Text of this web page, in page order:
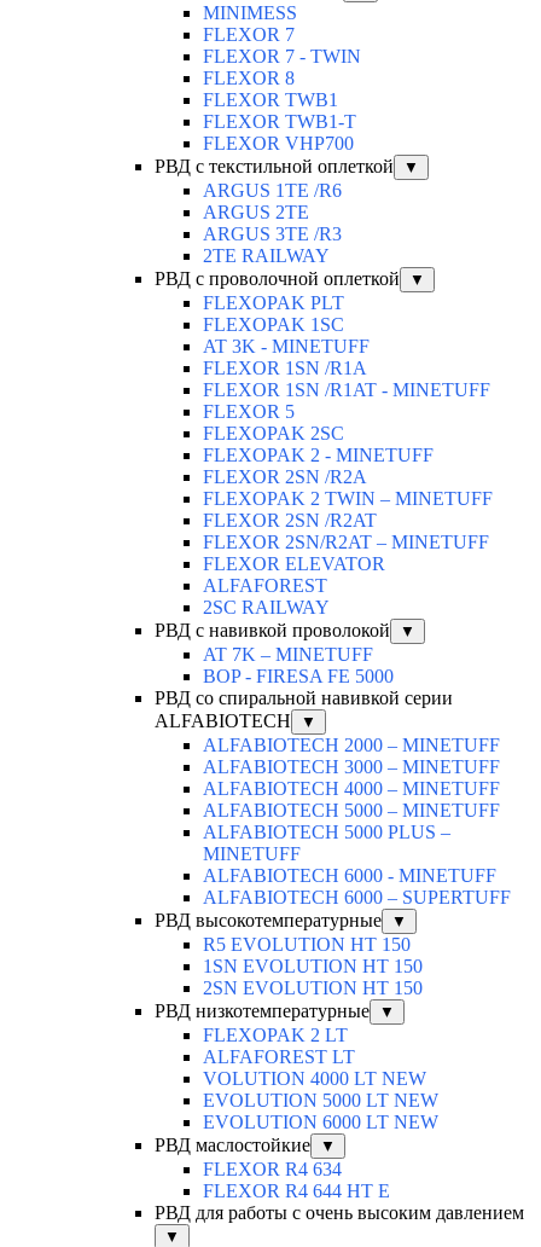
MINIMESS
FLEXOR 7
FLEXOR 7 - TWIN
FLEXOR 8
FLEXOR TWB1
FLEXOR TWB1-T
FLEXOR VHP700
РВД с текстильной оплеткой
▼
ARGUS 1TE /R6
ARGUS 2TЕ
ARGUS 3TE /R3
2TE RAILWAY
РВД с проволочной оплеткой
▼
FLEXOPAK PLT
FLEXOPAK 1SС
AT 3K - MINETUFF
FLEXOR 1SN /R1A
FLEXOR 1SN /R1AT - MINETUFF
FLEXOR 5
FLEXOPAK 2SС
FLEXOPAK 2 - MINETUFF
FLEXOR 2SN /R2A
FLEXOPAK 2 TWIN – MINETUFF
FLEXOR 2SN /R2AT
FLEXOR 2SN/R2AT – MINETUFF
FLEXOR ELEVATOR
ALFAFOREST
2SC RAILWAY
РВД с навивкой проволокой
▼
AT 7K – MINETUFF
BOP - FIRESA FE 5000
РВД со спиральной навивкой серии
ALFABIOTECH
▼
ALFABIOTECH 2000 – MINETUFF
ALFABIOTECH 3000 – MINETUFF
ALFABIOTECH 4000 – MINETUFF
ALFABIOTECH 5000 – MINETUFF
ALFABIOTECH 5000 PLUS –
MINETUFF
ALFABIOTECH 6000 - MINETUFF
ALFABIOTECH 6000 – SUPERTUFF
РВД высокотемпературные
▼
R5 EVOLUTION HT 150
1SN EVOLUTION HT 150
2SN EVOLUTION HT 150
РВД низкотемпературные
▼
FLEXOPAK 2 LT
ALFAFOREST LT
VOLUTION 4000 LT NEW
EVOLUTION 5000 LT NEW
EVOLUTION 6000 LT NEW
РВД маслостойкие
▼
FLEXOR R4 634
FLEXOR R4 644 HT E
РВД для работы с очень высоким давлением
▼